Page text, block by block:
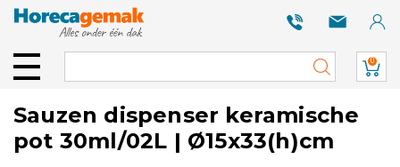
0
Sauzen dispenser keramische
pot 30ml/02L | Ø15x33(h)cm